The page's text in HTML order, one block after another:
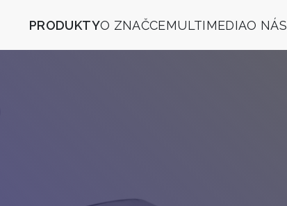
PRODUKTYO ZNAČCEMULTIMEDIAO NÁS